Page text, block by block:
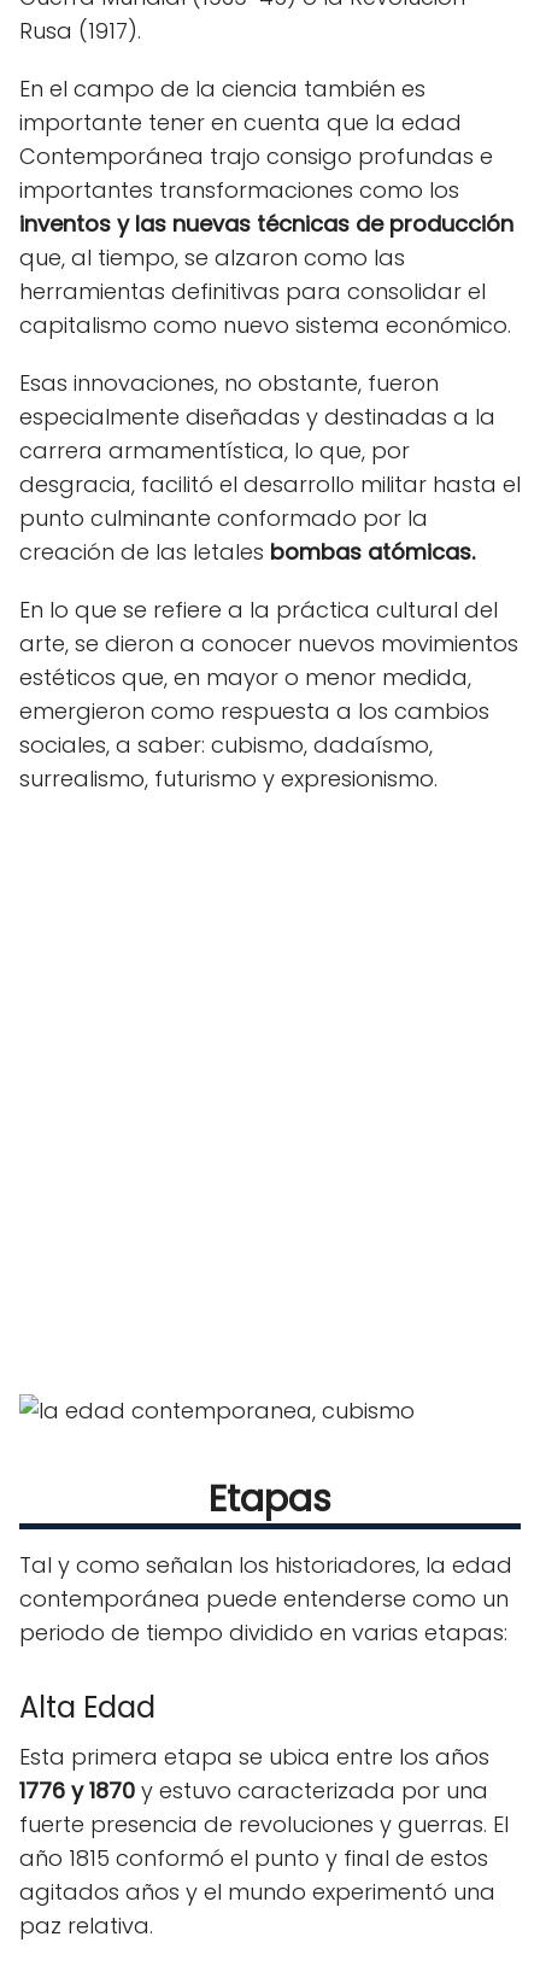
Rusa (1917).
En el campo de la ciencia también es
importante tener en cuenta que la edad
Contemporánea trajo consigo profundas e
importantes transformaciones como los
inventos y las nuevas técnicas de producción
que, al tiempo, se alzaron como las
herramientas definitivas para consolidar el
capitalismo como nuevo sistema económico.
Esas innovaciones, no obstante, fueron
especialmente diseñadas y destinadas a la
carrera armamentística, lo que, por
desgracia, facilitó el desarrollo militar hasta el
punto culminante conformado por la
creación de las letales bombas atómicas.
En lo que se refiere a la práctica cultural del
arte, se dieron a conocer nuevos movimientos
estéticos que, en mayor o menor medida,
emergieron como respuesta a los cambios
sociales, a saber: cubismo, dadaísmo,
surrealismo, futurismo y expresionismo.
Etapas
Tal y como señalan los historiadores, la edad
contemporánea puede entenderse como un
periodo de tiempo dividido en varias etapas:
Alta Edad
Esta primera etapa se ubica entre los años
1776 y 1870 y estuvo caracterizada por una
fuerte presencia de revoluciones y guerras. El
año 1815 conformó el punto y final de estos
agitados años y el mundo experimentó una
paz relativa.